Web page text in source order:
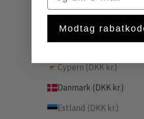
Belgien (DKK kr.)
Bosnien-Hercegovina
Cypern (DKK kr.)
Danmark (DKK kr.)
Estland (DKK kr.)
Modtag